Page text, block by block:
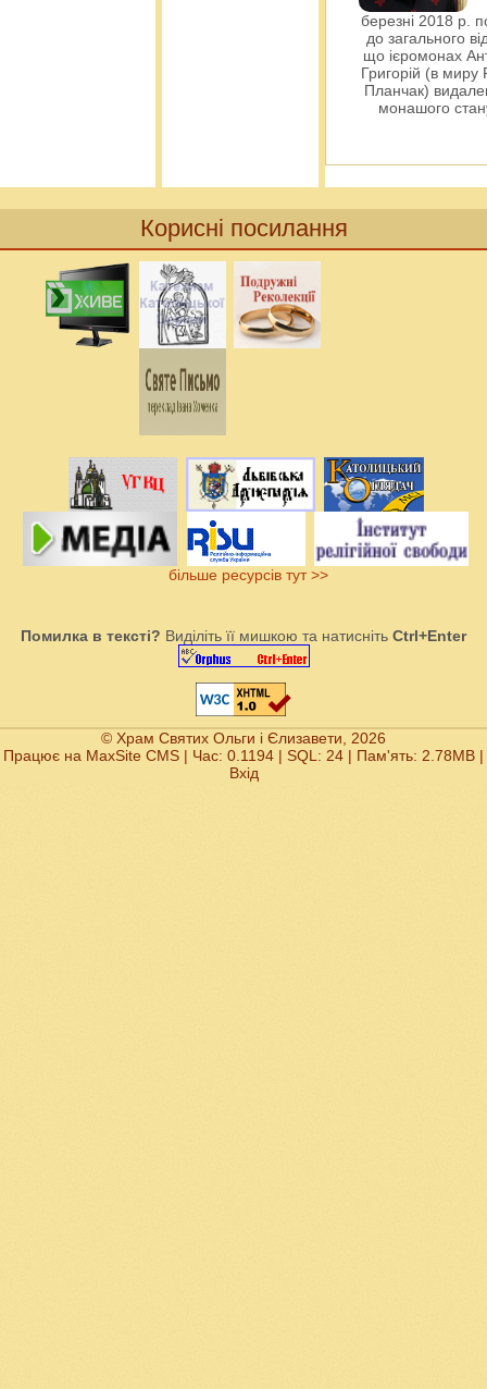
березні 2018 р.
до загального
що ієромонах
Григорій (в миру
Планчак)
монашого
Корисні посилання
більше ресурсів тут >>
Помилка в тексті? Виділіть її мишкою та натисніть Ctrl+Enter
© Храм Святих Ольги і Єлизавети, 2026
Працює на MaxSite CMS | Час: 0.1194 | SQL: 24 | Пам'ять: 2.78MB |
Вхід